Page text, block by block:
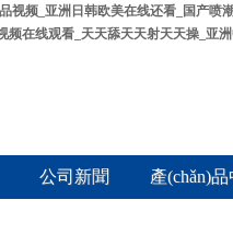
视频_亚洲日韩欧美在线还看_国产
频在线观看_天天舔天天射天天操_
公司新聞 產(chǎn)